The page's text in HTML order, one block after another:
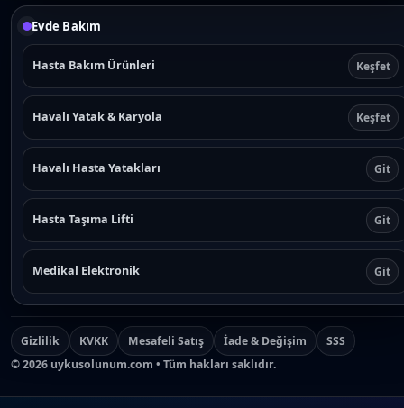
Evde Bakım
Hasta Bakım Ürünleri Keşfet
Havalı Yatak & Karyola Keşfet
Havalı Hasta Yatakları Git
Hasta Taşıma Lifti Git
Medikal Elektronik Git
Gizlilik KVKK Mesafeli Satış İade & Değişim
SSS
©2026 uykusolunum.com • Tüm hakları saklıdır.